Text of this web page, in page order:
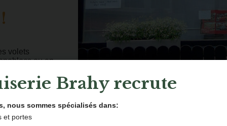
volets
ou en
faire pour
nos
Brahy recrute
nous sommes spécialisés dans:
et portes